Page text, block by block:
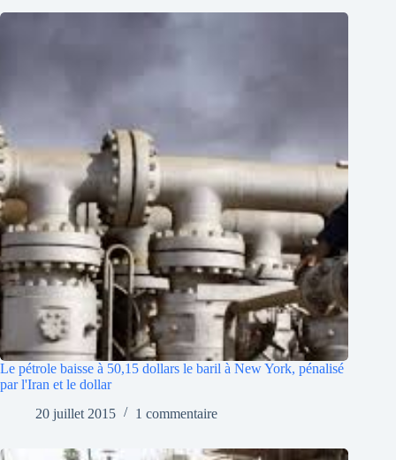
Le pétrole baisse à 50,15 dollars le baril à New York, pénalisé
par l'Iran et le dollar
20 juillet 2015
1 commentaire